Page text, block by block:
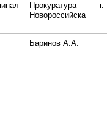
Прокуратура г.
Новороссийска
Баринов А.А.